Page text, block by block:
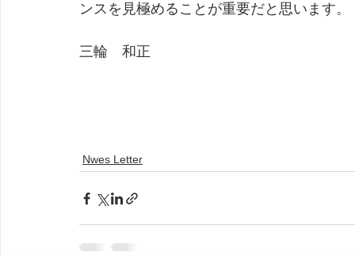
ンスを見極めることが重要だと思います。
三輪　和正
Nwes Letter